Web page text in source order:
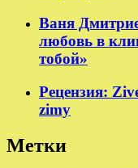
Ваня
любовь в
тобой»
Рецензия:
zimy
Метки